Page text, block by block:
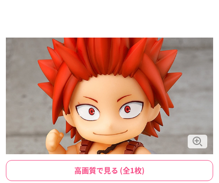
高画質で見る (全1枚)